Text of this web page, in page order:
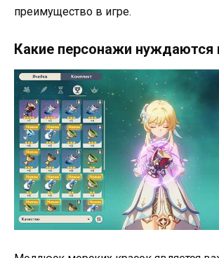
преимущество в игре.
Какие персонажи